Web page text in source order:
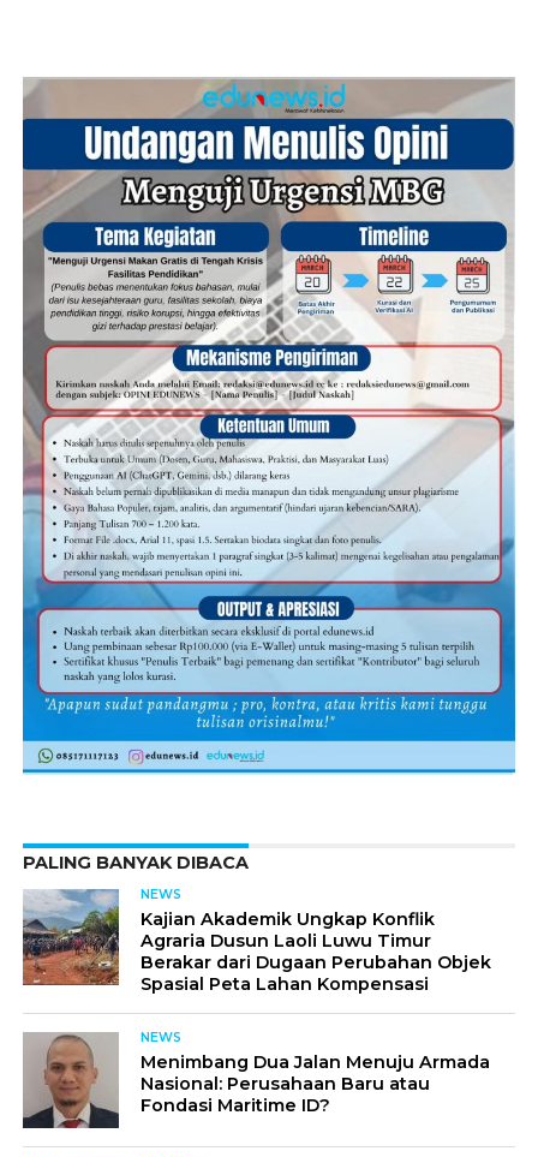
PALING BANYAK DIBACA
NEWS
Kajian Akademik Ungkap Konflik
Agraria Dusun Laoli Luwu Timur
Berakar dari Dugaan Perubahan Objek
Spasial Peta Lahan Kompensasi
NEWS
Menimbang Dua Jalan Menuju Armada
Nasional: Perusahaan Baru atau
Fondasi Maritime ID?